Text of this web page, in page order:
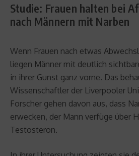
Studie: Frauen halten bei
nach Männern mit Narben
Wenn Frauen nach etwas
liegen Männer mit deutlich
in ihrer Gunst ganz vorne. Das
Wissenschaftler der Liverpooler
Forscher gehen davon aus, dass
erwecken, der Mann verfüge über
Testosteron.